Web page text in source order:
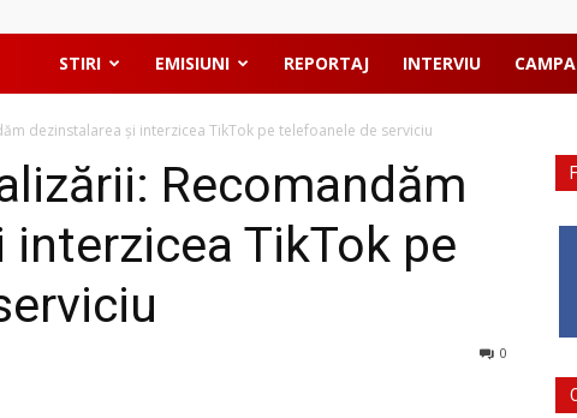
STIRI EMISIUNI REPORTAJ INTERVIU
dezinstalarea și interzicea TikTok pe telefoanele de serviciu
Recomandăm
TikTok pe
0